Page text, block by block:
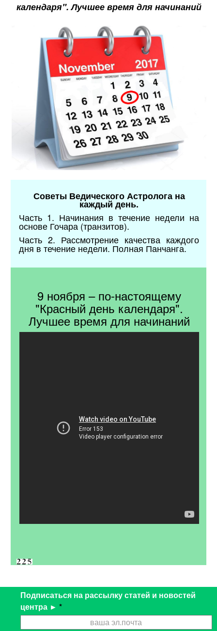
календаря". Лучшее время для начинаний
Советы Ведического Астролога на
каждый день.
Часть 1. Начинания в течение недели на
основе Гочара (транзитов).
Часть 2. Рассмотрение качества каждого
дня в течение недели. Полная Панчанга.
9 ноября – по-настоящему
"Красный день календаря".
Лучшее время для начинаний
Подписаться на рассылку статей и новостей
центра ► *